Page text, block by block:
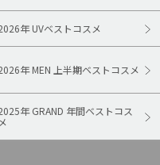
年 UVベストコスメ
年 MEN 上半期ベストコスメ
年 GRAND 年間ベストコス
メ